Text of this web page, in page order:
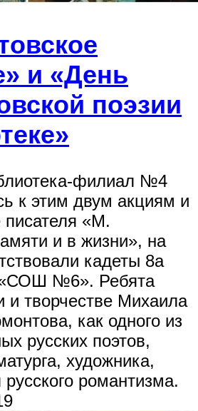
и «День
поэзии
филиал №4
к этим двум акциям и
писателя «М.
и в жизни», на
кадеты 8а
№6». Ребята
и творчестве Михаила
как одного из
русских поэтов,
художника,
русского романтизма.